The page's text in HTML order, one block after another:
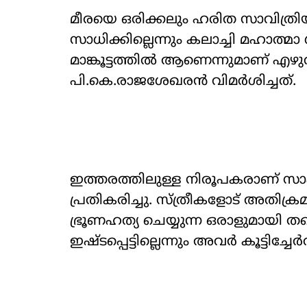
മീരയെ ഒരിക്കലും ഹരിത
സാധിക്കില്ലെന്നും കലാച്ചി
മാങ്കൂട്ടത്തിൽ ആണെന്നുമാണ്
പി.കെ.രാജശേഖരൻ വിമർശിച്ചത്.
ഇത്തരത്തിലുള്ള നിരൂപകരാണ്
പ്രതികരിച്ചു. സ്ത്രീകളോട്
ഭ്രൂണഹത്യ ചെയ്യുന്ന ഒരാളുമായി
ഇഷ്ടപ്പെട്ടില്ലെന്നും അവർ